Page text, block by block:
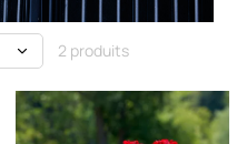
2 produits